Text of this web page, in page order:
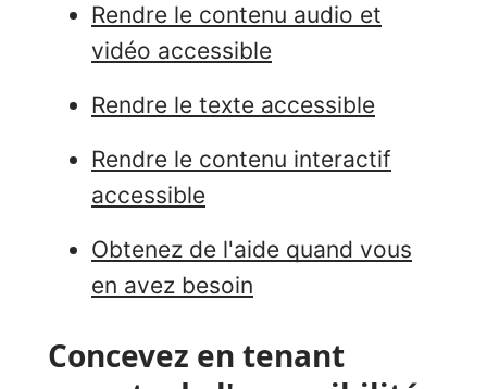
Rendre le contenu audio et
vidéo accessible
Rendre le texte accessible
Rendre le contenu interactif
accessible
Obtenez de l'aide quand vous
en avez besoin
Concevez en tenant